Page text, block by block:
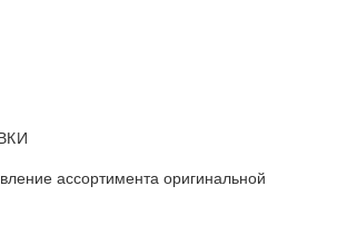
ассортимента оригинальной